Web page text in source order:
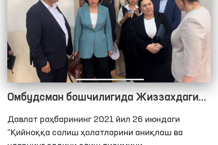
Омбудсман бошчилигида Жиззахдаги
ҳаракатланиш эркинлиги чекланган
шахслар сақланадиганн ёпиқ
Давлат раҳбарининг 2021 йил 26 июндаги
“Қийноққа солиш ҳолатларини аниқлаш ва